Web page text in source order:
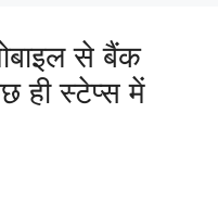
से बैंक
ही स्टेप्स में